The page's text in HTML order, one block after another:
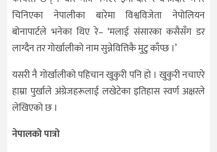
चिनिएका नेपालीका बारेमा विश्वविजेता नेपोलियन
बोनापार्टले भनेका थिए रे– ‘मलाई संसारका कसैसँग डर
लाग्दैन तर गोर्खालीको नाम सुन्नेवित्तिकै मुटु काँप्छ ।’
यसरी नै गोर्खालीको पहिचान खुकुरी पनि हो । खुकुरी नचाएरे
हाम्रा पुर्खाले अंग्रेजहरूलाई लखेटेका इतिहास स्वर्ण अक्षरले
लेखिएको छ ।
नेपालको पात्रो